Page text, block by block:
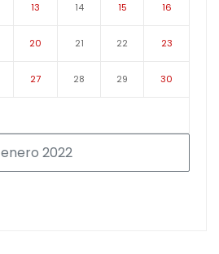
enero 2022
13 14 15 16
20 21 22 23
27 28 29 30